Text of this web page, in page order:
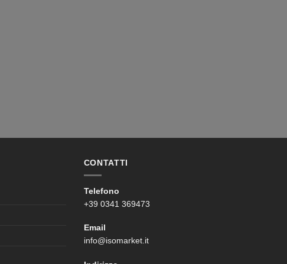
CONTATTI
Telefono
+39 0341 369473
Email
info@isomarket.it